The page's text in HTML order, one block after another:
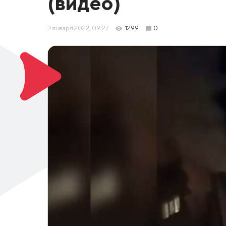
3 января 2022, 09:27 1299 0